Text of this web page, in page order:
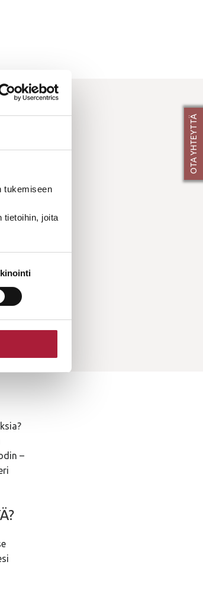
tukemiseen
tietoihin, joita
OTA YHTEYTTÄ
–